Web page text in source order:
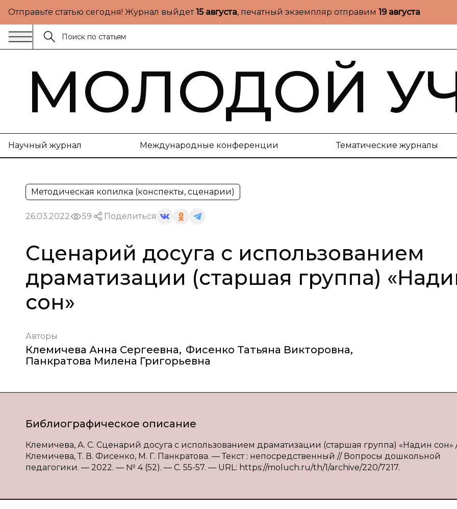
Отправьте статью сегодня! Журнал выйдет15 августа, печатный экземпляр отправим 19 августа
МОЛОДОЙ
Научный журнал Международные конференции Тематические журналы
Методическая копилка (конспекты, сценарии)
26.03.2022 59 Поделиться
Сценарий досуга с использованием
драматизации (старшая группа)
сон»
Авторы
Клемичева Анна Сергеевна, Фисенко Татьяна Викторовна,
Панкратова Милена Григорьевна
Библиографическое описание
Клемичева, А. С. Сценарий досуга с использованием драматизации (старшая группа) «Надин сон»
Клемичева, Т. В. Фисенко, М. Г. Панкратова. — Текст : непосредственный // Вопросы дошкольной
педагогики. — 2022. — № 4 (52). — С. 55-57. — URL: https://moluch.ru/th/1/archive/220/7217.